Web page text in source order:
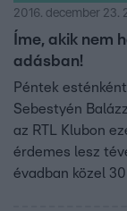
2016. december 23.
Íme, akik nem
adásban!
Péntek
Sebestyén
az RTL Klubon
érdemes lesz
évadban közel